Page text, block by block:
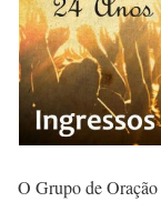
O Grupo de